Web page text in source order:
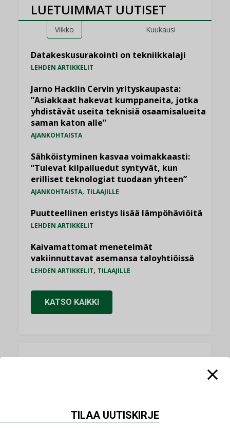
LUETUIMMAT UUTISET
Viikko Kuukausi
Datakeskusurakointi on tekniikkalaji
LEHDEN ARTIKKELIT
Jarno Hacklin Cervin yrityskaupasta:
”Asiakkaat hakevat kumppaneita, jotka
yhdistävät useita teknisiä osaamisalueita
saman katon alle”
AJANKOHTAISTA
Sähköistyminen kasvaa voimakkaasti:
”Tulevat kilpailuedut syntyvät, kun
erilliset teknologiat tuodaan yhteen”
AJANKOHTAISTA, TILAAJILLE
Puutteellinen eristys lisää lämpöhäviöitä
LEHDEN ARTIKKELIT
Kaivamattomat menetelmät
vakiinnuttavat asemansa taloyhtiöissä
LEHDEN ARTIKKELIT, TILAAJILLE
KATSO KAIKKI
TILAA UUTISKIRJE